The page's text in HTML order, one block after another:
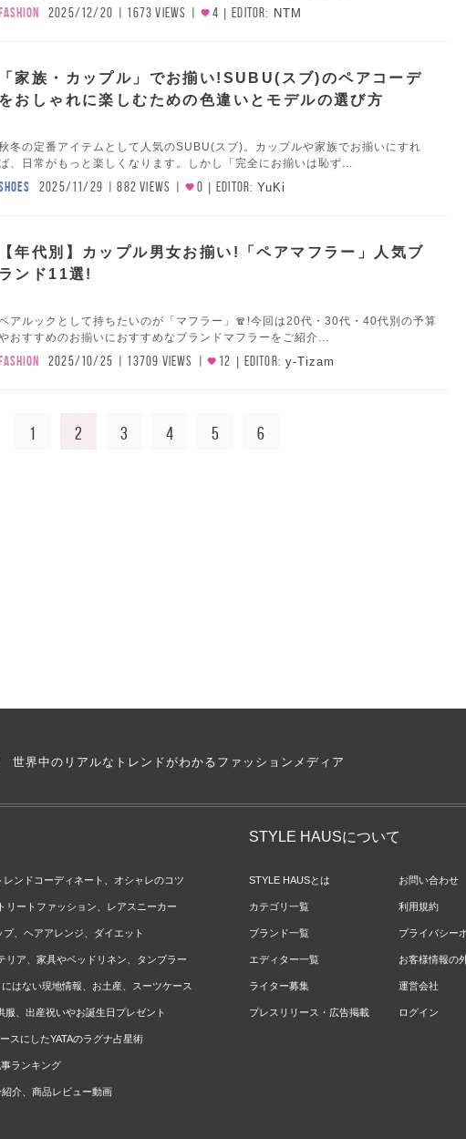
FASHION 2025/12/20 1673 VIEWS 4 EDITOR: NTM
「家族・カップル」でお揃い!SUBU(スブ)のペアコーデ
をおしゃれに楽しむための色違いとモデルの選び方
冬の定番アイテムとして人気のSUBU(スブ)。カップルや家族でお揃いにすれ
、日常がもっと楽しくなります。しかし「完全にお揃いは恥ず...
2025/11/29 882 VIEWS 0 EDITOR: YuKi
【年代別】カップル男女お揃い!「ペアマフラー」人気ブ
ランド11選!
アルックとして持ちたいのが「マフラー」🧣!今回は20代・30代・40代別の予算
おすすめのお揃いにおすすめなブランドマフラーをご紹介...
FASHION 2025/10/25 13709 VIEWS 12 EDITOR: y-Tizam
1 2 3 4 5 6
世界中のリアルなトレンドがわかるファッションメディア
ンドコーディネート、オシャレのコツ
リートファッション、レアスニーカー
、ヘアアレンジ、ダイエット
リア、家具やベッドリネン、タンブラー
はない現地情報、お土産、スーツケース
服、出産祝いやお誕生日プレゼント
スにしたYATAのラグナ占星術
ランキング
介、商品レビュー動画
STYLE HAUSについて
STYLE HAUSとは
カテゴリ一覧
ブランド一覧
エディター一覧
ライター募集
プレスリリース・広告掲載
お問い合わせ
利用規約
プライバシー
お客様情報の
運営会社
ログイン